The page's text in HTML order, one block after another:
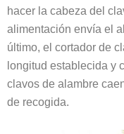
hacer la cabeza del
alimentación envía el
último, el cortador de
longitud establecida y
clavos de alambre
de recogida.